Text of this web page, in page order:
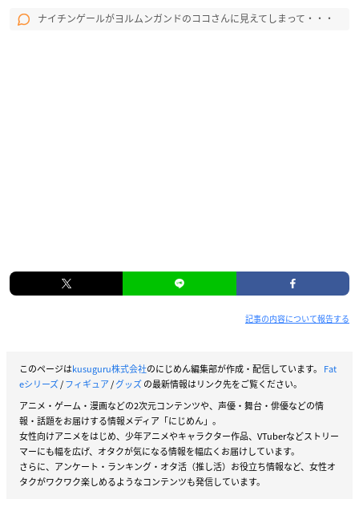
ナイチンゲールがヨルムンガンドのココさんに見えてしまって・・・
記事の内容について報告する
このページはkusuguru株式会社のにじめん編集部が作成・配信しています。 Fat
eシリーズ/フィギュア/グッズの最新情報はリンク先をご覧ください。
アニメ・ゲーム・漫画などの2次元コンテンツや、声優・舞台・俳優などの情
報・話題をお届けする情報メディア「にじめん」。
女性向けアニメをはじめ、少年アニメやキャラクター作品、VTuberなどストリー
マーにも幅を広げ、オタクが気になる情報を幅広くお届けしています。
さらに、アンケート・ランキング・オタ活（推し活）お役立ち情報など、女性オ
タクがワクワク楽しめるようなコンテンツも発信しています。